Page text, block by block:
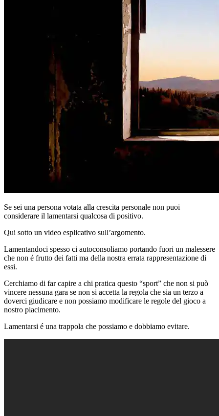
Se sei una persona votata alla crescita personale non puoi
considerare il lamentarsi qualcosa di positivo.
Qui sotto un video esplicativo sull’argomento.
Lamentandoci spesso ci autoconsoliamo portando fuori un malessere
che non é frutto dei fatti ma della nostra errata rappresentazione di
essi.
Cerchiamo di far capire a chi pratica questo “sport” che non si può
vincere nessuna gara se non si accetta la regola che sia un terzo a
doverci giudicare e non possiamo modificare le regole del gioco a
nostro piacimento.
Lamentarsi é una trappola che possiamo e dobbiamo evitare.